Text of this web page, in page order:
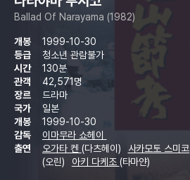
Ballad Of Narayama (1982)
개봉
1999-10-30
등급
청소년 관람불가
시간
130분
관객
42,571명
장르
드라마
국가
일본
개봉
1999-10-30
감독
이마무라 쇼헤이
출연
오가타 켄 (다츠헤이)
사카모토 스미코
(오린)
아키 다케조 (타마얀)